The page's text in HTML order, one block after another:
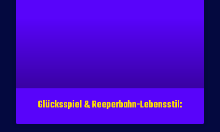
Glücksspiel & Reeperbahn-Lebensstil: